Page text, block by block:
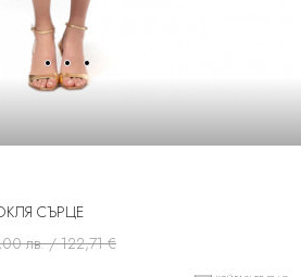
СЪРЦЕ
лв. / 122,71 €